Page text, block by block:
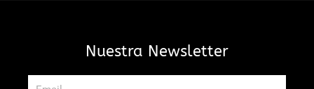
Nuestra Newsletter